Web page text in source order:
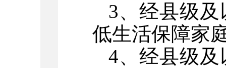
3、经县级
低生活保障家
4、经县级